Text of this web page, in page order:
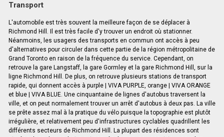
Transport
L'automobile est très souvent la meilleure façon de se déplacer à
Richmond Hill. Il est très facile d'y trouver un endroit où stationner.
Néanmoins, les usagers des transports en commun ont accès à peu
d'alternatives pour circuler dans cette partie de la région métropolitaine de
Grand Toronto en raison de la fréquence du service. Cependant, on
retrouve la gare Langstaff, la gare Gormley et la gare Richmond Hill, sur la
ligne Richmond Hill. De plus, on retrouve plusieurs stations de transport
rapide, qui donnent accès à purple | VIVA PURPLE, orange | VIVA ORANGE
et blue | VIVA BLUE. Une cinquantaine de lignes d'autobus traversent la
ville, et on peut normalement trouver un arrêt d'autobus à deux pas. La ville
se prête assez mal à la pratique du vélo puisque la topographie est plutôt
irrégulière, et relativement peu d'infrastructures cyclables quadrillent les
différents secteurs de Richmond Hill. La plupart des résidences sont